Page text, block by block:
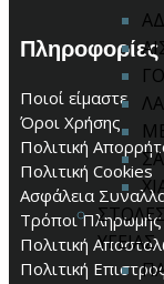
ΥΓΕΙΑΣ
Πληροφορίες
Ποιοί είμαστε
Όροι Χρήσης
Πολιτική
Πολιτική Cookies
Ασφάλεια
Τρόποι Πληρωμής
Πολιτική
Πολιτική